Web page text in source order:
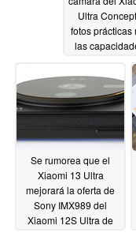
Ultra
fotos prácticas
las
escala del
Frankenstein
Se rumorea que el
Xiaomi 13 Ultra
mejorará la oferta de
Sony IMX989 del
Xiaomi 12S Ultra de